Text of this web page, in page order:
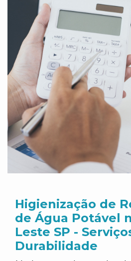
Higienização de
de Água Potável
Leste SP -
Durabilidade